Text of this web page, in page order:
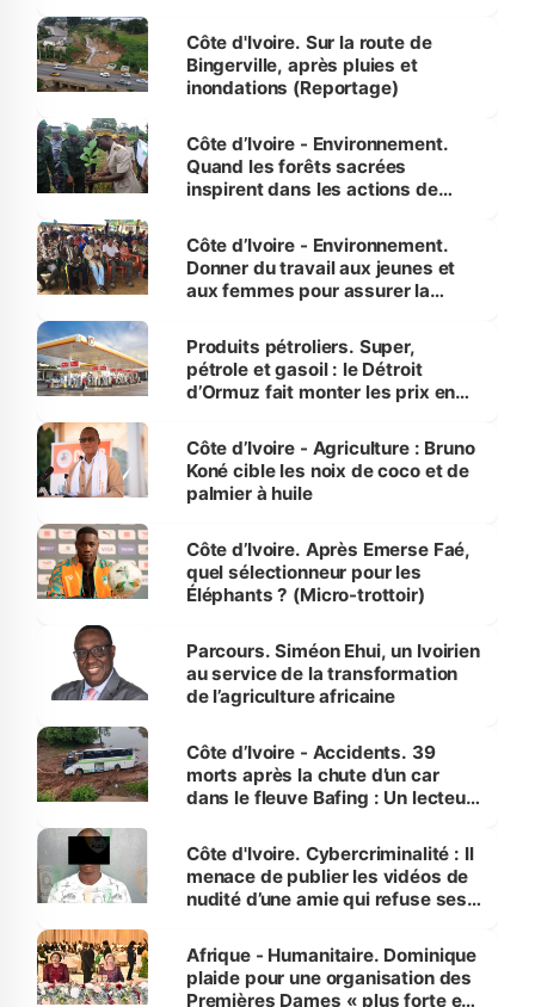
(Alassane Ouattara
Côte d'Ivoire. Sur la route de
Bingerville, après pluies et
inondations (Reportage)
Côte d’Ivoire - Environnement.
Quand les forêts sacrées
inspirent dans les actions de
Côte d’Ivoire - Environnement.
Donner du travail aux jeunes et
aux femmes pour assurer la
menacées
Produits pétroliers. Super,
pétrole et gasoil : le Détroit
d’Ormuz fait monter les prix en
Côte d’Ivoire - Agriculture : Bruno
Koné cible les noix de coco et de
palmier à huile
Côte d’Ivoire. Après Emerse Faé,
quel sélectionneur pour les
Éléphants ? (Micro-trottoir)
Parcours. Siméon Ehui, un Ivoirien
au service de la transformation
de l’agriculture africaine
Côte d’Ivoire - Accidents. 39
morts après la chute d’un car
dans le fleuve Bafing : Un lecteur
des Transports
Côte d'Ivoire. Cybercriminalité : Il
menace de publier les vidéos de
nudité d’une amie qui refuse ses
Afrique - Humanitaire. Dominique
plaide pour une organisation des
Premières Dames « plus forte et